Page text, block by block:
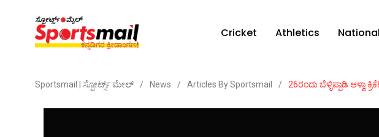
Cricket Athletics
Sportsmail | ಸ್ಪೋರ್ಟ್ಸ್ ಮೇಲ್ / News / Articles By Sportsmail / 26ರಂದು ಬೆಳ್ಳಿಪ್ಪಾಡಿ